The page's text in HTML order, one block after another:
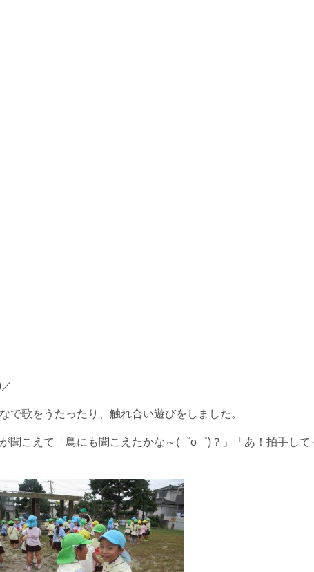
歌をうたったり、触れ合い遊びをしました。
聞こえて「鳥にも聞こえたかな～(゜o゜)？」「あ！拍手して